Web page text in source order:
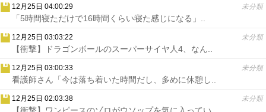
12月25日 04:00:29 未分類
「5時間寝ただけで16時間くらい寝た感じになる」..
12月25日 03:03:22 未分類
【衝撃】ドラゴンボールのスーパーサイヤ人4、なん..
12月25日 03:00:33 未分類
看護師さん「今は落ち着いた時間だし、多めに休憩し..
12月25日 02:03:38 未分類